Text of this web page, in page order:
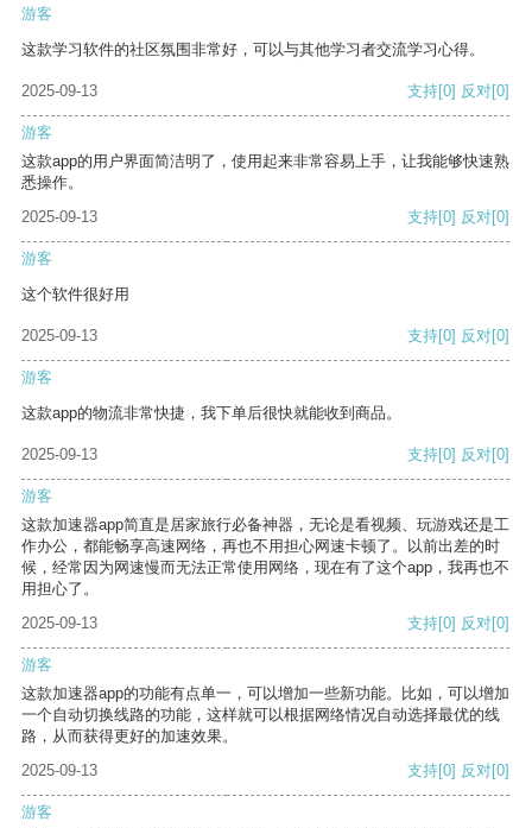
游客
这款学习软件的社区氛围非常好，可以与其他学习者交流学习心得。
2025-09-13 支持[0] 反对[0]
游客
这款app的用户界面简洁明了，使用起来非常容易上手，让我能够快速熟
悉操作。
2025-09-13
支持[0] 反对[0]
游客
这个软件很好用
2025-09-13 支持[0] 反对[0]
游客
这款app的物流非常快捷，我下单后很快就能收到商品。
2025-09-13 支持[0] 反对[0]
游客
这款加速器app简直是居家旅行必备神器，无论是看视频、玩游戏还是工
作办公，都能畅享高速网络，再也不用担心网速卡顿了。以前出差的时
候，经常因为网速慢而无法正常使用网络，现在有了这个app，我再也不
用担心了。
2025-09-13
支持[0] 反对[0]
游客
这款加速器app的功能有点单一，可以增加一些新功能。比如，可以增加
一个自动切换线路的功能，这样就可以根据网络情况自动选择最优的线
路，从而获得更好的加速效果。
2025-09-13
支持[0] 反对[0]
游客